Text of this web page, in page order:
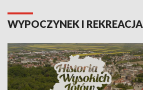
WYPOCZYNEK I REKREACJA